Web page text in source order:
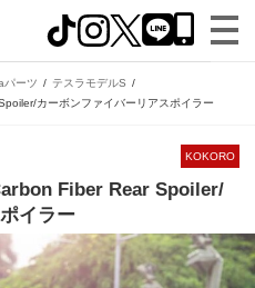
パーツ
テスラモデルS
カーボンファイバーリアスポイラー
KOKORO
Fiber Rear Spoiler/
イラー